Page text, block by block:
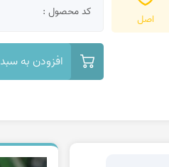
اصل کد محصول :
افزودن به سبد